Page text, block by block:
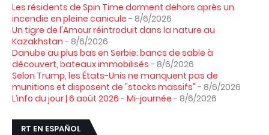
Les résidents de Spin Time dorment dehors après un
incendie en pleine canicule - 8/6/2026
Un tigre de l'Amour réintroduit dans la nature au
Kazakhstan - 8/6/2026
Danube au plus bas en Serbie: bancs de sable à
découvert, bateaux immobilisés - 8/6/2026
Selon Trump, les États-Unis ne manquent pas de
munitions et disposent de "stocks massifs" - 8/6/2026
L’info du jour | 6 août 2026 - Mi-journée - 8/6/2026
RT EN ESPAÑOL